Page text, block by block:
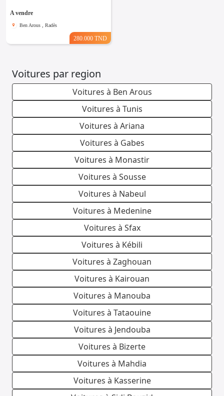
A vendre
Ben Arous , Radès
280.000 TND
Voitures par region
Voitures à Ben Arous
Voitures à Tunis
Voitures à Ariana
Voitures à Gabes
Voitures à Monastir
Voitures à Sousse
Voitures à Nabeul
Voitures à Medenine
Voitures à Sfax
Voitures à Kébili
Voitures à Zaghouan
Voitures à Kairouan
Voitures à Manouba
Voitures à Tataouine
Voitures à Jendouba
Voitures à Bizerte
Voitures à Mahdia
Voitures à Kasserine